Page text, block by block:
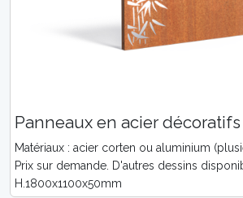
Panneaux en acier décoratifs
Matériaux : acier corten ou aluminium
Prix sur demande. D'autres dessins
H.1800x1100x50mm